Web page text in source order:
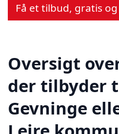
Få et tilbud, gratis
Oversigt
der tilbyder
Gevninge